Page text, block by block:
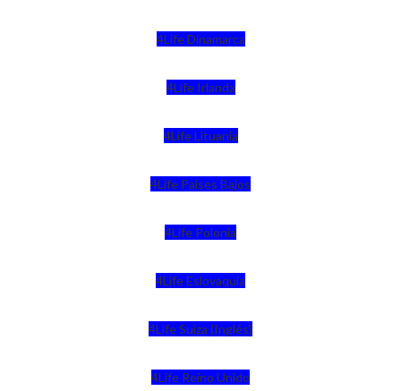
4Life Dinamarca
4Life Irlanda
4Life Lituania
4Life Paises Bajos
4Life Polonia
4Life Eslovaquia
4Life Suiza (Inglés)
4Life Reino Unido